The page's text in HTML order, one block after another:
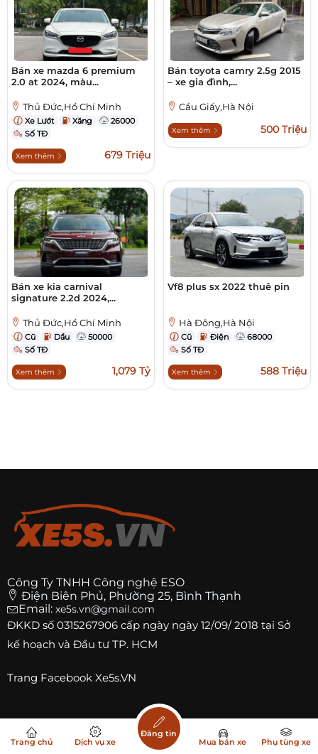
Bán xe mazda 6 premium
2.0 at 2024, màu...
Thủ Đức,Hồ Chí Minh
Xe Lướt Xăng
26000
Số TĐ
Xem thêm 679 Triệu
Bán toyota camry 2.5g 2015
– xe gia đình,...
Cầu Giấy,Hà Nội
Xem thêm 500 Triệu
Bán xe kia carnival
signature 2.2d 2024,...
Thủ Đức,Hồ Chí Minh
Cũ Dầu
50000
Số TĐ
Xem thêm 1,079 Tỷ
Vf8 plus sx 2022 thuê pin
Hà Đông,Hà Nội
Cũ Điện
68000
Số TĐ
Xem thêm 588 Triệu
Công Ty TNHH Công nghệ ESO
Điện Biên Phủ, Phường 25, Bình Thạnh
Email: xe5s.vn@gmail.com
ĐKKD số 0315267906 cấp ngày ngày 12/09/ 2018 tại Sở
kế hoạch và Đầu tư TP. HCM
Trang Facebook Xe5s.VN
Top xe bán chạy
Trang chủ Dịch vụ xe
Đăng tin
Mua bán xe
Phụ tùng xe